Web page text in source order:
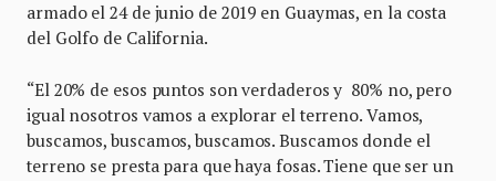
armado el 24 de junio de 2019 en Guaymas, en la costa
del Golfo de California.
“El 20% de esos puntos son verdaderos y 80% no, pero
igual nosotros vamos a explorar el terreno. Vamos,
buscamos, buscamos, buscamos. Buscamos donde el
terreno se presta para que haya fosas. Tiene que ser un